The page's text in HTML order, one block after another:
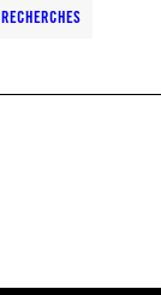
RECHERCHES